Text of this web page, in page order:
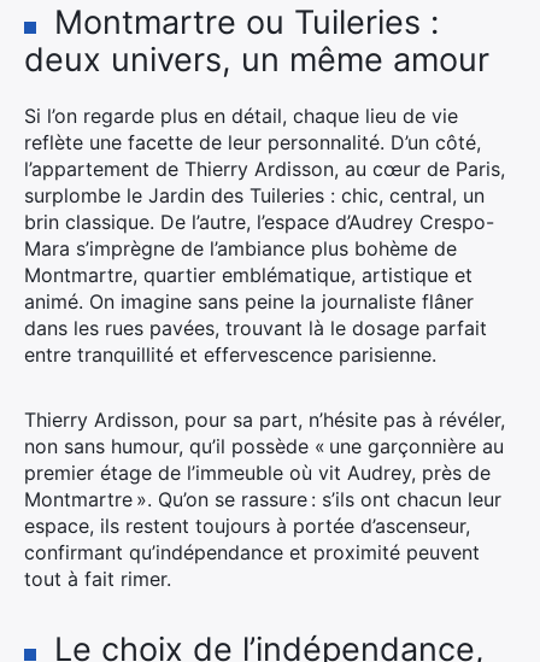
Montmartre ou Tuileries :
deux univers, un même amour
Si l’on regarde plus en détail, chaque lieu de vie
reflète une facette de leur personnalité. D’un côté,
l’appartement de Thierry Ardisson, au cœur de Paris,
surplombe le Jardin des Tuileries : chic, central, un
brin classique. De l’autre, l’espace d’Audrey Crespo-
Mara s’imprègne de l’ambiance plus bohème de
Montmartre, quartier emblématique, artistique et
animé. On imagine sans peine la journaliste flâner
dans les rues pavées, trouvant là le dosage parfait
entre tranquillité et effervescence parisienne.
Thierry Ardisson, pour sa part, n’hésite pas à révéler,
non sans humour, qu’il possède « une garçonnière au
premier étage de l’immeuble où vit Audrey, près de
Montmartre ». Qu’on se rassure : s’ils ont chacun leur
espace, ils restent toujours à portée d’ascenseur,
confirmant qu’indépendance et proximité peuvent
tout à fait rimer.
Le choix de l’indépendance,